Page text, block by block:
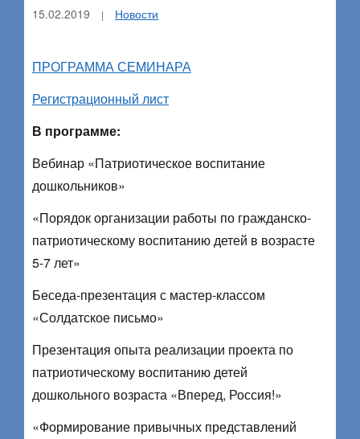
15.02.2019 Новости
ПРОГРАММА СЕМИНАРА
Регистрационный лист
В программе:
Вебинар «Патриотическое воспитание
дошкольников»
«Порядок организации работы по гражданско-
патриотическому воспитанию детей в возрасте
5-7 лет»
Беседа-презентация с мастер-классом
«Солдатское письмо»
Презентация опыта реализации проекта по
патриотическому воспитанию детей
дошкольного возраста «Вперед, Россия!»
«Формирование привычных представлений